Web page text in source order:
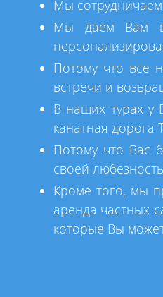
Мы
Мы даем Вам
Потому что все
встречи и
В наших турах у
канатная дорога
Потому что Вас
своей
Кроме того, мы
аренда частных
которые Вы